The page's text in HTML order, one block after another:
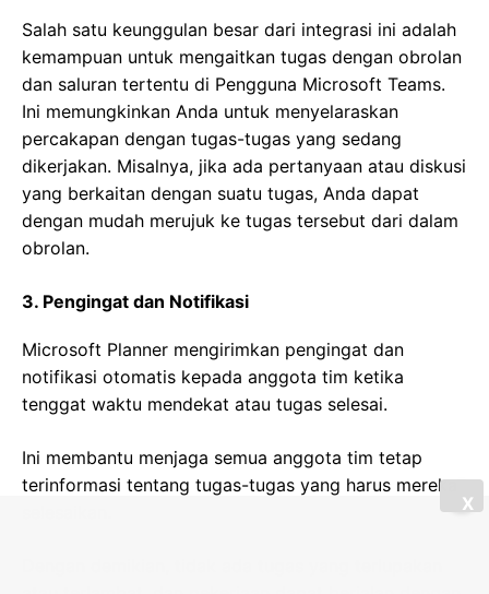
Salah satu keunggulan besar dari integrasi ini adalah
kemampuan untuk mengaitkan tugas dengan obrolan
dan saluran tertentu di Pengguna Microsoft Teams.
Ini memungkinkan Anda untuk menyelaraskan
percakapan dengan tugas-tugas yang sedang
dikerjakan. Misalnya, jika ada pertanyaan atau diskusi
yang berkaitan dengan suatu tugas, Anda dapat
dengan mudah merujuk ke tugas tersebut dari dalam
obrolan.
3. Pengingat dan Notifikasi
Microsoft Planner mengirimkan pengingat dan
notifikasi otomatis kepada anggota tim ketika
tenggat waktu mendekat atau tugas selesai.
Ini membantu menjaga semua anggota tim tetap
terinformasi tentang tugas-tugas yang harus mereka
X